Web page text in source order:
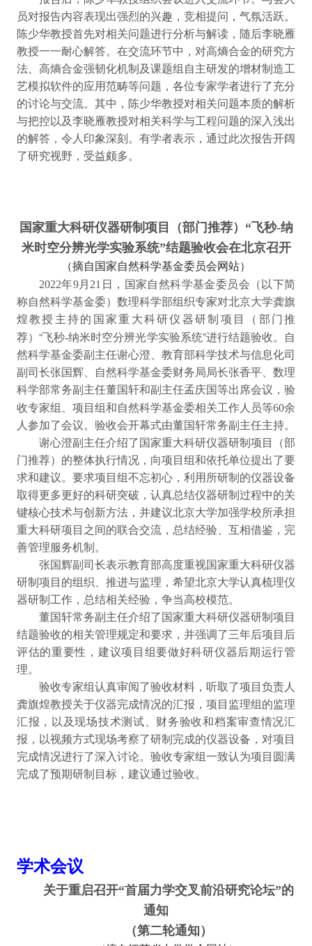
员对报告内容表现出强烈的兴趣，竞相提问，气氛活跃。
陈少华教授首先对相关问题进行分析与解读，随后李晓雁
教授一一耐心解答。在交流环节中，对高熵合金的研究方
法、高熵合金强韧化机制及课题组自主研发的增材制造工
艺模拟软件的应用范畴等问题，各位专家学者进行了充分
的讨论与交流。其中，陈少华教授对相关问题本质的解析
与把控以及李晓雁教授对相关科学与工程问题的深入浅出
的解答，令人印象深刻。有学者表示，通过此次报告开阔
了研究视野，受益颇多。
国家重大科研仪器研制项目（部门推荐）“飞秒-纳
米时空分辨光学实验系统”结题验收会在北京召开
（摘自国家自然科学基金委员会网站）
2022年9月21 日，国家自然科学基金委员会（以下简
称自然科学基金委）数理科学部组织专家对北京大学龚旗
煌教授主持的国家重大科研仪器研制项目（部门推
荐）“飞秒-纳米时空分辨光学实验系统”进行结题验收。自
然科学基金委副主任谢心澄、教育部科学技术与信息化司
副司长张国辉、自然科学基金委财务局局长张香平、数理
科学部常务副主任董国轩和副主任孟庆国等出席会议，验
收专家组、项目组和自然科学基金委相关工作人员等60余
人参加了会议。验收会开幕式由董国轩常务副主任主持。
谢心澄副主任介绍了国家重大科研仪器研制项目（部
门推荐）的整体执行情况，向项目组和依托单位提出了要
求和建议。要求项目组不忘初心，利用所研制的仪器设备
取得更多更好的科研突破，认真总结仪器研制过程中的关
键核心技术与创新方法，并建议北京大学加强学校所承担
重大科研项目之间的联合交流，总结经验、互相借鉴，完
善管理服务机制。
张国辉副司长表示教育部高度重视国家重大科研仪器
研制项目的组织、推进与监理，希望北京大学认真梳理仪
器研制工作，总结相关经验，争当高校模范。
董国轩常务副主任介绍了国家重大科研仪器研制项目
结题验收的相关管理规定和要求，并强调了三年后项目后
评估的重要性，建议项目组要做好科研仪器后期运行管
理。
验收专家组认真审阅了验收材料，听取了项目负责人
龚旗煌教授关于仪器完成情况的汇报，项目监理组的监理
汇报，以及现场技术测试、财务验收和档案审查情况汇
报，以视频方式现场考察了研制完成的仪器设备，对项目
完成情况进行了深入讨论。验收专家组一致认为项目圆满
完成了预期研制目标，建议通过验收。
学术会议
关于重启召开“首届力学交叉前沿研究论坛”的
通知
（第二轮通知）